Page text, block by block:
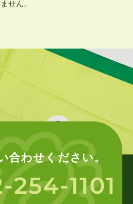
せん。
合わせください。